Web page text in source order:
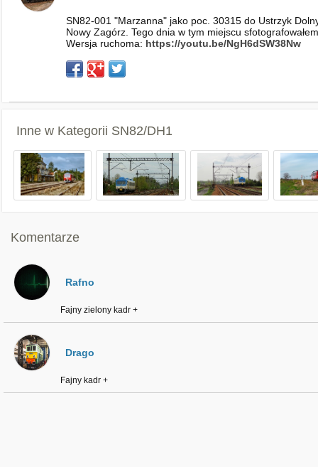
SN82-001 "Marzanna" jako poc. 30315 do Ustrzyk
Nowy Zagórz. Tego dnia w tym miejscu
Wersja ruchoma: https://youtu.be/NgH6dSW38Nw
Inne w Kategorii SN82/DH1
Komentarze
Rafno
Fajny zielony kadr +
Drago
Fajny kadr +